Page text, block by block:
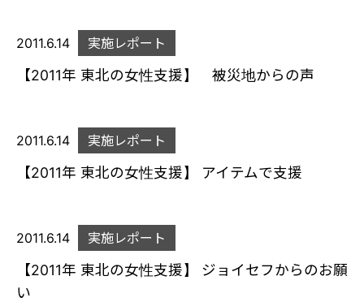
2011.6.14 実施レポート
【2011年 東北の女性支援】 被災地からの声
2011.6.14 実施レポート
【2011年 東北の女性支援】 アイテムで支援
2011.6.14 実施レポート
【2011年 東北の女性支援】 ジョイセフからのお願
い